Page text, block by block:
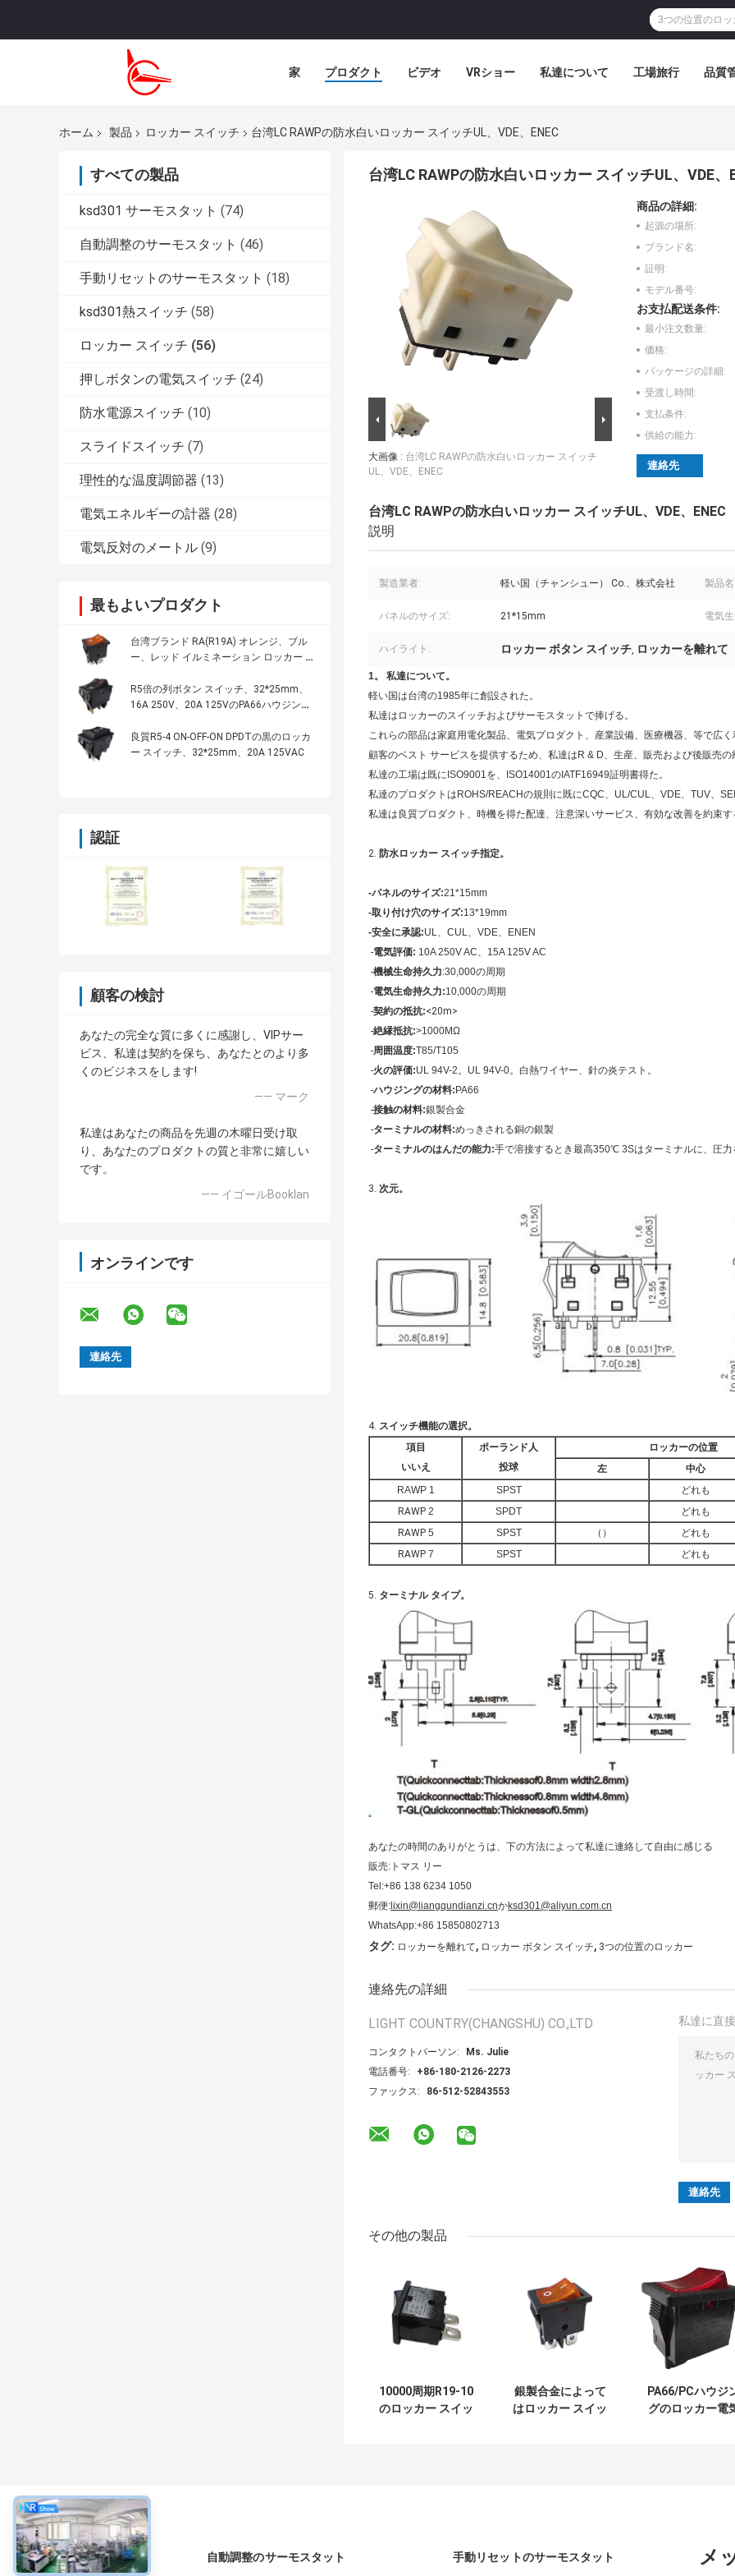
家 プロダクト ビデオ VRショー 私達について 工場旅行 品質
ホーム 製品 ロッカー スイッチ 台湾LC RAWPの防水白いロッカー スイッチUL、VDE、ENEC
すべての製品
ksd301 サーモスタット (74)
自動調整のサーモスタット (46)
手動リセットのサーモスタット (18)
ksd301熱スイッチ (58)
ロッカー スイッチ (56)
押しボタンの電気スイッチ (24)
防水電源スイッチ (10)
スライドスイッチ (7)
理性的な温度調節器 (13)
電気エネルギーの計器 (28)
電気反対のメートル (9)
最もよいプロダクト
台湾ブランド RA(R19A) オレンジ、ブル
ー、レッド イルミネーション ロッカー ス
R5倍の列ボタン スイッチ、32*25mm、
16A 250V、20A 125VのPA66ハウジン
良質R5-4 ON-OFF-ON DPDTの黒のロッカ
ー スイッチ、32*25mm、20A 125VAC
認証
顧客の検討
あなたの完全な質に多くに感謝し、VIPサー
ビス、私達は契約を保ち、あなたとのより多
くのビジネスをします!
—— マーク
私達はあなたの商品を先週の木曜日受け取
り、あなたのプロダクトの質と非常に嬉しい
です。
—— イゴールBooklan
オンラインです
台湾LC RAWPの防水白いロッカー スイッチUL、VDE、
大画像 : 台湾LC RAWPの防水白いロッカー スイッチ
UL、VDE、ENEC
商品の詳細:
起源の場所:
ブランド名:
証明:
モデル番号:
お支払配送条件:
最小注文数量:
価格:
パッケージの詳細:
受渡し時間:
支払条件:
供給の能力:
連絡先
台湾LC RAWPの防水白いロッカー スイッチUL、VDE、ENEC
説明
製造業者: 軽い国（チャンシュー） Co.、株式会社 製品
パネルのサイズ: 21*15mm 電気
ハイライト: ロッカー ボタン スイッチ, ロッカーを離れて
1。 私達について。
軽い国は台湾の1985年に創設された。
私達はロッカーのスイッチおよびサーモスタットで捧げる。
これらの部品は家庭用電化製品、電気プロダクト、産業設備、医療機器、等で広
顧客のベスト サービスを提供するため、私達はR & D、生産、販売および後販売
私達の工場は既にISO9001を、ISO14001のIATF16949証明書得た。
私達のプロダクトはROHS/REACHの規則に既にCQC、UL/CUL、VDE、TUV、
私達は良質プロダクト、時機を得た配達、注意深いサービス、有効な改善を約束す
2. 防水ロッカー スイッチ指定。
-パネルのサイズ:21*15mm
-取り付け穴のサイズ:13*19mm
-安全に承認:UL、CUL、VDE、ENEN
-電気評価: 10A 250V AC、15A 125V AC
-機械生命持久力:30,000の周期
-電気生命持久力:10,000の周期
-契約の抵抗:<20m>
-絶縁抵抗:>1000MΩ
-周囲温度:T85/T105
-火の評価:UL 94V-2。UL 94V-0。白熱ワイヤー、針の炎テスト。
-ハウジングの材料: PA66
-接触の材料:銀製合金
-ターミナルの材料:めっきされる銅の銀製
-ターミナルのはんだの能力:手で溶接するとき最高350℃ 3Sはターミナルに、圧力
3. 次元。
4. スイッチ機能の選択。
項目
いいえ
ポーランド人
投球
ロッカーの位置
左
中心
RAWP 1
SPST
どれも
RAWP 2 SPDT
どれも
RAWP 5 SPST （）
どれも
RAWP 7 SPST どれも
5. ターミナル タイプ。
あなたの時間のありがとうは、下の方法によって私達に連絡して自由に感じる
販売:トマス リー
Tel:+86 138 6234 1050
郵便: lixin@liangqundianzi.cnかksd301@aliyun.com.cn
WhatsApp:+86 15850802713
タグ: ロッカーを離れて, ロッカー ボタン スイッチ, 3つの位置のロッカー
連絡先の詳細
LIGHT COUNTRY(CHANGSHU) CO.,LTD
コンタクトパーソン:
Ms. Julie
電話番号:
+86-180-2126-2273
ファックス:
86-512-52843553
私達に直
その他の製品
10000周期R19-10
のロッカー スイッ
銀製合金によって
はロッカー スイッ
PA66/PCハウジ
グのロッカー電
について 自動調整のサーモスタット 手動リセットのサーモスタット メ